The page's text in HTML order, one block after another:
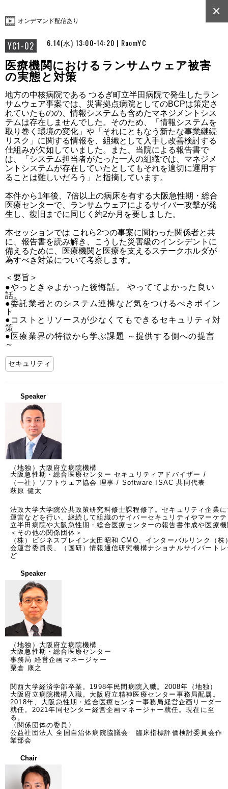
オンデマンド配信あり
YC1-02 6.14(水) 13:00-14:20 | RoomYC
×
医療機関におけるランサムウェア被害
の実態と対策
地方の中核病院である つるぎ町立半田病院で発生したラン
サムウェア事案では、災害拠点病院としてのBCPは策定さ
れていたものの、情報システムも含めたマネジメントシス
テムは存在しませんでした。そのため、「情報システムを
取り巻く環境の変化」や「それにともなう新たな事業継続
リスク」に関する情報を、組織として入手し改善検討する
仕組みが欠如していました。また、当院による報告書で
は、「システム担当者がたった一人の組織では、マネジメ
ントシステムが存在していたとしてもそれを適切に運用す
ることは難しいだろう」と指摘しています。
本件から1年後、7倍以上の病床を有する大阪急性期・総合
医療センターで、ランサムウェアによるサイバー攻撃が発
生し、復旧までに同じく約2か月を要しました。
本セッションでは これら2つの事案に関わった関係者と共
に、報告書を読み解き、こうした災害級のインシデントに
備えるために、医療機関と医療を支えるステークホルダが
為すべき対策について考察します。
＜要旨＞
●やっときゃよかった後悔話。 やっててよかった良い
話。
●委託業者とのシステム連携など気をつけるべきポイン
ト
●コストとリソースが少なくてもできるセキュリティ対
策
●医療業界の特徴から学ぶ課題 ～提供する側への提言
～
セキュリティ
Speaker
（地独）大阪府立病院機構
大阪急性期・総合医療センター セキュリティアドバイザー /
（一社）ソフトウェア協会 理事 / Software ISAC 共同代表
萩原 健太
法政大学大学院公共政策研究科修士課程修了。セキュリティ企業
運営などを行い、継続して組織のサイバーセキュリティやマーケ
立半田病院や大阪急性期・総合医療センターの報告書作成や医療
＜その他の関係団体＞
（株）ビジネスブレイン太田昭和 CMO、インターバルリンク（
会運営委員長、（国研）情報通信研究機構ナショナルサイバート
Speaker
（地独）大阪府立病院機構
大阪急性期・総合医療センター
事務局 経営企画マネージャー
粟倉 康之
関西大学経済学部卒業。1998年民間病院入職。2008年（地独）
大阪府立病院機構入職。大阪府立精神医療センター事務局配属。
2018年、大阪急性期・総合医療センター事務局経営企画リーダー
就任。2021年同センター経営企画マネージャー就任。現在に至
る。
〈関係団体の委員〉
公益社団法人 全国自治体病院協議会　臨床指標評価検討委員会作
業部会
Chair